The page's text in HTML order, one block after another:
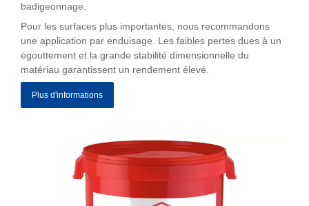
badigeonnage.
Pour les surfaces plus importantes, nous recommandons
une application par enduisage. Les faibles pertes dues à un
égouttement et la grande stabilité dimensionnelle du
matériau garantissent un rendement élevé.
Plus d'informations